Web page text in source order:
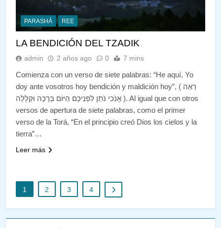
PARASHÁ REE
LA BENDICIÓN DEL TZADIK
admin 2 años ago 0 7 mins
Comienza con un verso de siete palabras: “He aquí, Yo
doy ante vosotros hoy bendición y maldición hoy”, ( רְאֵה
אָנֹכִי נֹתֵן לִפְנֵיכֶם הַיּוֹם בְּרָכָה וּקְלָלָה ). Al igual que con otros
versos de apertura de siete palabras, como el primer
verso de la Torá, “En el principio creó Dios los cielos y la
tierra”…
Leer más
1 2 3 4